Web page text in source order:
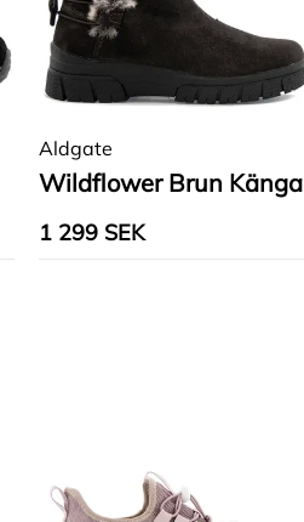
Aldgate
Wildflower Brun Känga
1 299 SEK